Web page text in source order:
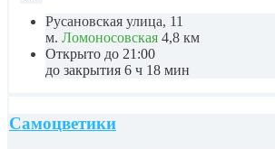
Русановская улица, 11
м. Ломоносовская 4,8 км
Открыто до 21:00
до закрытия 6 ч 18 мин
Самоцветики